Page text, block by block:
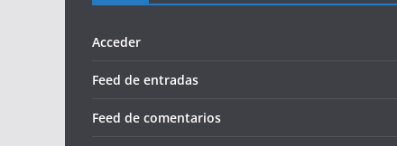
Acceder
Feed de entradas
Feed de comentarios